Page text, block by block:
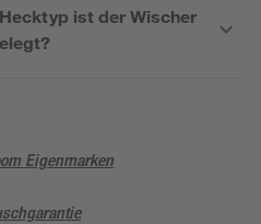
ist der Wischer
Eigenmarken